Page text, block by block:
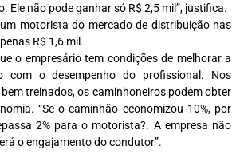
Ele não pode ganhar só R$ 2,5 mil”, justifica.
motorista do mercado de distribuição nas
R$ 1,6 mil.
o empresário tem condições de melhorar a
com o desempenho do profissional. Nos
treinados, os caminhoneiros podem obter
“Se o caminhão economizou 10%, por
2% para o motorista?. A empresa não
o engajamento do condutor”.